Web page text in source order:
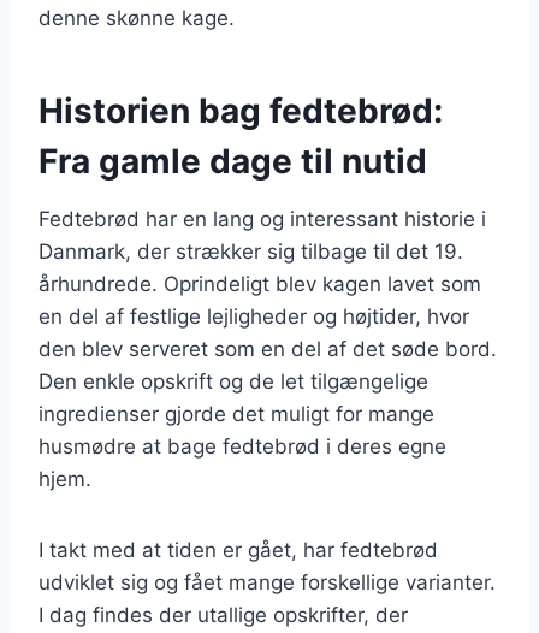
denne skønne kage.
Historien bag fedtebrød:
Fra gamle dage til nutid
Fedtebrød har en lang og interessant historie i
Danmark, der strækker sig tilbage til det 19.
århundrede. Oprindeligt blev kagen lavet som
en del af festlige lejligheder og højtider, hvor
den blev serveret som en del af det søde bord.
Den enkle opskrift og de let tilgængelige
ingredienser gjorde det muligt for mange
husmødre at bage fedtebrød i deres egne
hjem.
I takt med at tiden er gået, har fedtebrød
udviklet sig og fået mange forskellige varianter.
I dag findes der utallige opskrifter, der